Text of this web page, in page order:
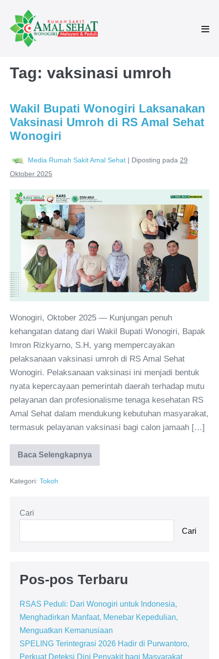
Tag: vaksinasi umroh
Wakil Bupati Wonogiri Laksanakan
Vaksinasi Umroh di RS Amal Sehat
Wonogiri
Media Rumah Sakit Amal Sehat | Diposting pada 29
Oktober 2025
Wonogiri, Oktober 2025 — Kunjungan penuh
kehangatan datang dari Wakil Bupati Wonogiri, Bapak
Imron Rizkyarno, S.H, yang mempercayakan
pelaksanaan vaksinasi umroh di RS Amal Sehat
Wonogiri. Pelaksanaan vaksinasi ini menjadi bentuk
nyata kepercayaan pemerintah daerah terhadap mutu
pelayanan dan profesionalisme tenaga kesehatan RS
Amal Sehat dalam mendukung kebutuhan masyarakat,
termasuk pelayanan vaksinasi bagi calon jamaah […]
Baca Selengkapnya
Kategori: Tokoh
Cari
Cari
Pos-pos Terbaru
RSAS Peduli: Dari Wonogiri untuk Indonesia,
Menghadirkan Manfaat, Menebar Kepedulian,
Menguatkan Kemanusiaan
SPELING Terintegrasi 2026 Hadir di Purwantoro,
Perkuat Deteksi Dini Penyakit bagi Masyarakat